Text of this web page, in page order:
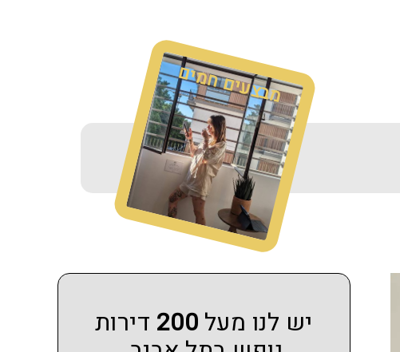
מבצעים חמים
יש לנו מעל 200 דירות